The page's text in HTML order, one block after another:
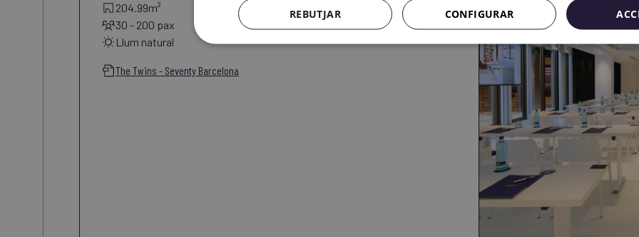
204.99m²
30 - 200 pax
Llum natural
The Twins - Seventy Barcelona
REBUTJAR CONFIGURAR